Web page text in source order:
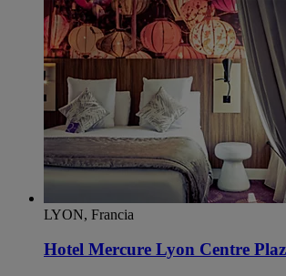
LYON, Francia
Hotel Mercure Lyon Centre